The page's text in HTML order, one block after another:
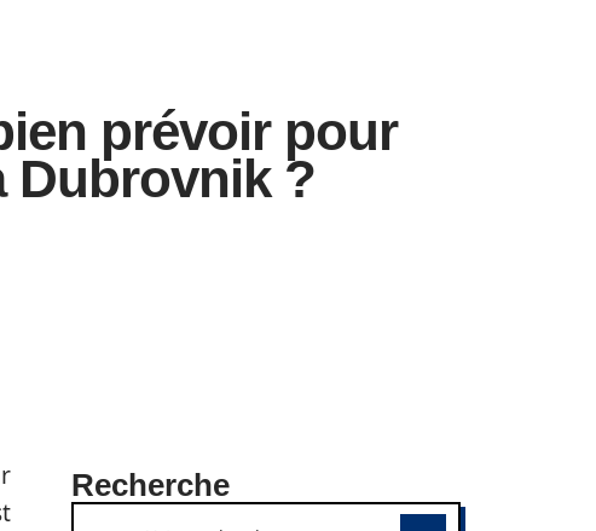
prévoir pour
Dubrovnik ?
Recherche